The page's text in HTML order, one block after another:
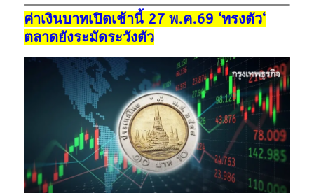
ค่าเงินบาทเปิดเช้านี้ 27 พ.ค.69 ‘ทรงตัว‘
ตลาดยังระมัดระวังตัว